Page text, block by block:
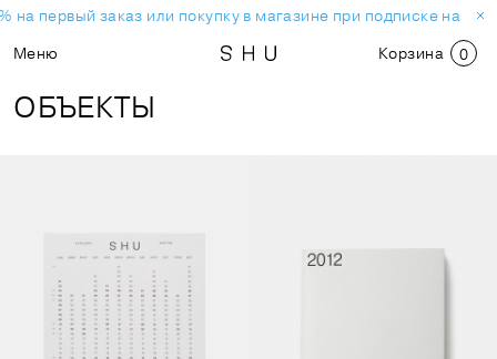
на первый заказ или покупку в магазине при подписке на
Меню
Корзина 0
ОБЪЕКТЫ